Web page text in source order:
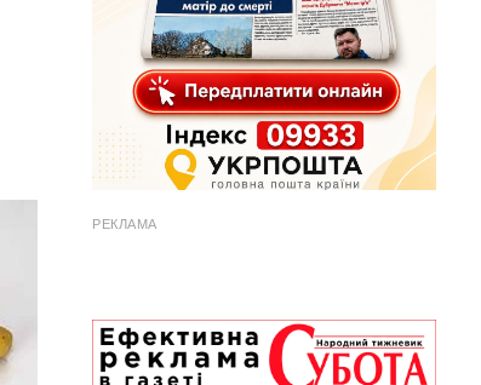
РЕКЛАМА